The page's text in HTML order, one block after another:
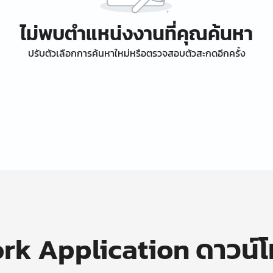
ไม่พบตำแหน่งงานที่คุณค้นหา
ปรับตัวเลือกการค้นหาใหม่หรือตรวจสอบตัวสะกดอีกครั้ง
Application ดาวน์